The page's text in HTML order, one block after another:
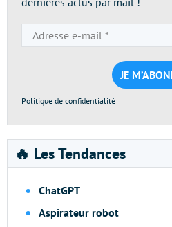
e-
*
Politique de confidentialité
🔥 Les Tendances
ChatGPT
Aspirateur robot